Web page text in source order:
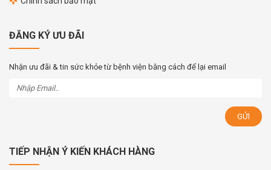
ĐĂNG KÝ ƯU ĐÃI
Nhận ưu đãi & tin sức khỏe từ bệnh viện bằng cách để lại email
TIẾP NHẬN Ý KIẾN KHÁCH HÀNG